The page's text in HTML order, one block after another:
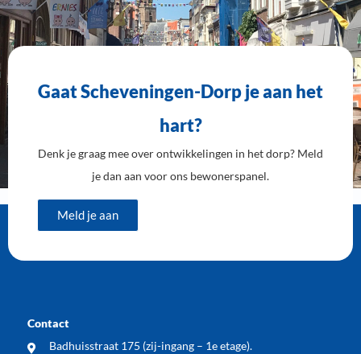
Gaat Scheveningen-Dorp je aan het
hart?
Denk je graag mee over ontwikkelingen in het dorp? Meld
je dan aan voor ons bewonerspanel.
Meld je aan
Contact
Badhuisstraat 175 (zij-ingang – 1e etage).